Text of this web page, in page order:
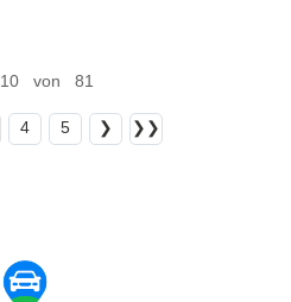
von 81
4 5 ❯ ❯❯